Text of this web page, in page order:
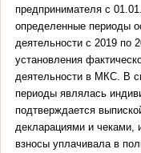
предпринимателя с
определенные периоды
деятельности с 2019 по
установления
деятельности в МКС. В
периоды являлась
подтверждается
декларациями и чеками,
взносы уплачивала в